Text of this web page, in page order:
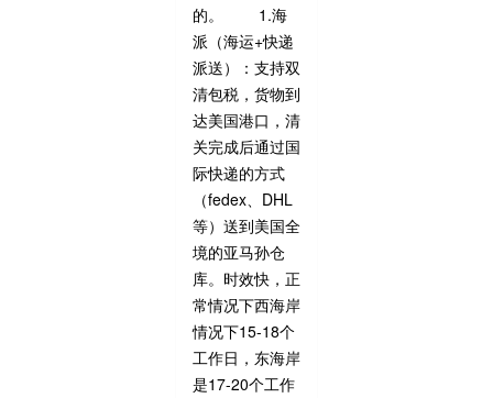
的。 1.海
派（海运+快递
派送）：支持双
清包税，货物到
达美国港口，清
关完成后通过国
际快递的方式
（fedex、DHL
等）送到美国全
境的亚马孙仓
库。时效快，正
常情况下西海岸
情况下15-18个
工作日，东海岸
是17-20个工作